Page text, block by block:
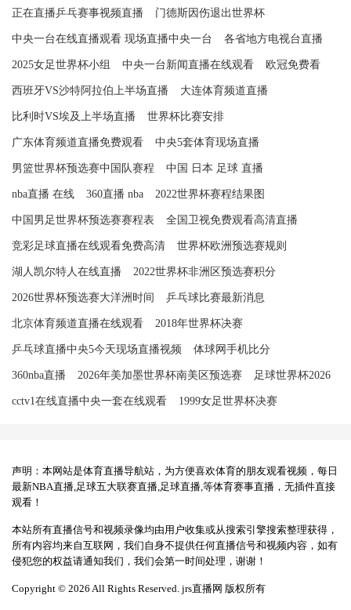
正在直播乒乓赛事视频直播 门德斯因伤退出世界杯
中央一台在线直播观看 现场直播中央一台 各省地方电视台直播
2025女足世界杯小组 中央一台新闻直播在线观看 欧冠免费看
西班牙VS沙特阿拉伯上半场直播 大连体育频道直播
比利时VS埃及上半场直播 世界杯比赛安排
广东体育频道直播免费观看 中央5套体育现场直播
男篮世界杯预选赛中国队赛程 中国 日本 足球 直播
nba直播 在线 360直播 nba 2022世界杯赛程结果图
中国男足世界杯预选赛赛程表 全国卫视免费观看高清直播
竞彩足球直播在线观看免费高清 世界杯欧洲预选赛规则
湖人凯尔特人在线直播 2022世界杯非洲区预选赛积分
2026世界杯预选赛大洋洲时间 乒乓球比赛最新消息
北京体育频道直播在线观看 2018年世界杯决赛
乒乓球直播中央5今天现场直播视频 体球网手机比分
360nba直播 2026年美加墨世界杯南美区预选赛 足球世界杯2026
cctv1在线直播中央一套在线观看 1999女足世界杯决赛
声明：本网站是体育直播导航站，为方便喜欢体育的朋友观看视频，每日
最新NBA直播,足球五大联赛直播,足球直播,等体育赛事直播，无插件直接
观看！
本站所有直播信号和视频录像均由用户收集或从搜索引擎搜索整理获得，
所有内容均来自互联网，我们自身不提供任何直播信号和视频内容，如有
侵犯您的权益请通知我们，我们会第一时间处理，谢谢！
Copyright © 2026 All Rights Reserved. jrs直播网 版权所有